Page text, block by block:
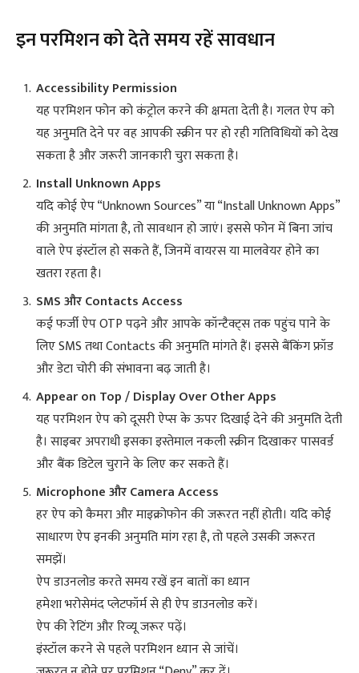
इन परमिशन को देते समय रहें सावधान
Accessibility Permission
यह परमिशन फोन को कंट्रोल करने की क्षमता देती है। गलत ऐप को
यह अनुमति देने पर वह आपकी स्क्रीन पर हो रही गतिविधियों को देख
सकता है और जरूरी जानकारी चुरा सकता है।
Install Unknown Apps
यदि कोई ऐप “Unknown Sources” या “Install Unknown Apps”
की अनुमति मांगता है, तो सावधान हो जाएं। इससे फोन में बिना जांच
वाले ऐप इंस्टॉल हो सकते हैं, जिनमें वायरस या मालवेयर होने का
खतरा रहता है।
SMS और Contacts Access
कई फर्जी ऐप OTP पढ़ने और आपके कॉन्टैक्ट्स तक पहुंच पाने के
लिए SMS तथा Contacts की अनुमति मांगते हैं। इससे बैंकिंग फ्रॉड
और डेटा चोरी की संभावना बढ़ जाती है।
Appear on Top / Display Over Other Apps
यह परमिशन ऐप को दूसरी ऐप्स के ऊपर दिखाई देने की अनुमति देती
है। साइबर अपराधी इसका इस्तेमाल नकली स्क्रीन दिखाकर पासवर्ड
और बैंक डिटेल चुराने के लिए कर सकते हैं।
Microphone और Camera Access
हर ऐप को कैमरा और माइक्रोफोन की जरूरत नहीं होती। यदि कोई
साधारण ऐप इनकी अनुमति मांग रहा है, तो पहले उसकी जरूरत
समझें।
ऐप डाउनलोड करते समय रखें इन बातों का ध्यान
हमेशा भरोसेमंद प्लेटफॉर्म से ही ऐप डाउनलोड करें।
ऐप की रेटिंग और रिव्यू जरूर पढ़ें।
इंस्टॉल करने से पहले परमिशन ध्यान से जांचें।